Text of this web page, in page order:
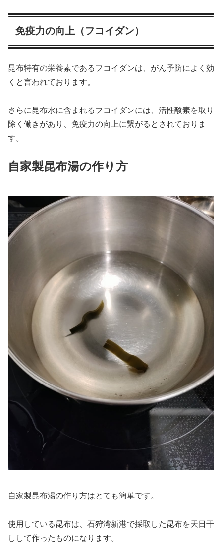
免疫力の向上（フコイダン）
昆布特有の栄養素であるフコイダンは、がん予防によく効
くと言われております。
さらに昆布水に含まれるフコイダンには、活性酸素を取り
除く働きがあり、免疫力の向上に繋がるとされておりま
す。
自家製昆布湯の作り方
自家製昆布湯の作り方はとても簡単です。
使用している昆布は、石狩湾新港で採取した昆布を天日干
しして作ったものになります。